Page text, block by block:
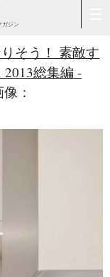
ガジン
そう！ 素敵す
総集編 -
：